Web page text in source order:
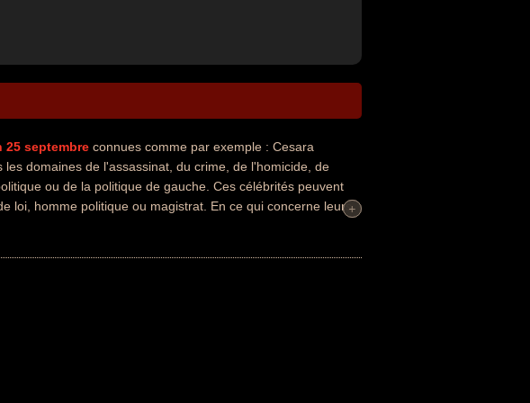
25 septembre connues comme par exemple : Cesara
domaines de l'assassinat, du crime, de l'homicide, de
ou de la politique de gauche. Ces célébrités peuvent
loi, homme politique ou magistrat. En ce qui concerne leurs+
+